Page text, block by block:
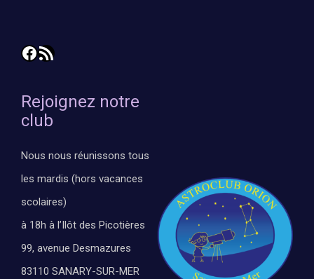
Facebook
Flux RSS
Rejoignez notre
club
Nous nous réunissons tous
les mardis (hors vacances
scolaires)
à 18h à l’Ilôt des Picotières
99, avenue Desmazures
83110 SANARY-SUR-MER